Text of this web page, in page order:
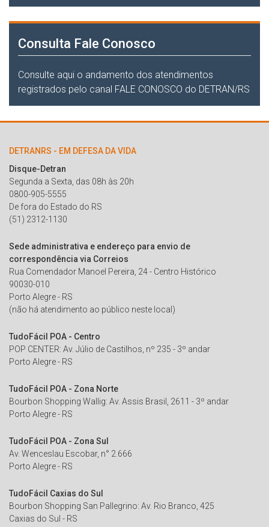
Consulta Fale Conosco
Consulte aqui o andamento dos atendimentos
registrados pelo canal FALE CONOSCO do DETRAN/RS
DETRANRS - EM DEFESA DA VIDA
Disque-Detran
Segunda a Sexta, das 08h às 20h
0800-905-5555
De fora do Estado do RS
(51) 2312-1130
Sede administrativa e endereço para envio de
correspondência via Correios
Rua Comendador Manoel Pereira, 24 - Centro Histórico
90030-010
Porto Alegre - RS
(não há atendimento ao público neste local)
TudoFácil POA - Centro
POP CENTER: Av. Júlio de Castilhos, nº 235 - 3º andar
Porto Alegre - RS
TudoFácil POA - Zona Norte
Bourbon Shopping Wallig: Av. Assis Brasil, 2611 - 3º andar
Porto Alegre - RS
TudoFácil POA - Zona Sul
Av. Wenceslau Escobar, n° 2.666
Porto Alegre - RS
TudoFácil Caxias do Sul
Bourbon Shopping San Pallegrino: Av. Rio Branco, 425
Caxias do Sul - RS